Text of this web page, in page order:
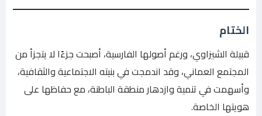
الختام
قبيلة الشيزاوي، ورغم أصولها الفارسية، أصبحت جزءًا لا يتجزأ من
المجتمع العماني، وقد اندمجت في بنيته الاجتماعية والثقافية،
وأسهمت في تنمية وازدهار منطقة الباطنة، مع حفاظها على
هويتها الخاصة.